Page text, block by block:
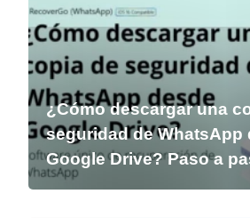
¿Cómo descargar una
seguridad de WhatsApp
Google Drive? Paso a